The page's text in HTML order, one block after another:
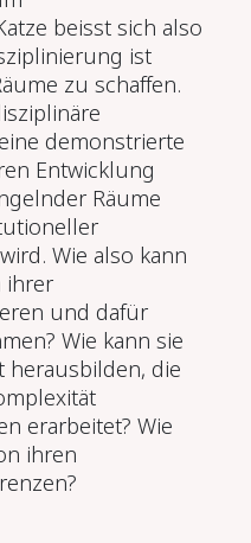
beisst sich also
ist
zu schaffen.
demonstrierte
Entwicklung
Räume
Wie also kann
ihrer
und dafür
Wie kann sie
herausbilden, die
erarbeitet? Wie
ihren